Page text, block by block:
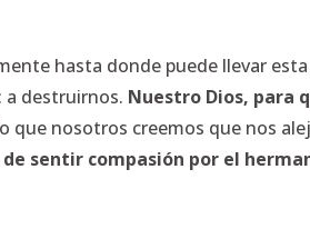
hasta donde puede llevar
destruirnos. Nuestro Dios, para
que nosotros creemos que nos
sentir compasión por el